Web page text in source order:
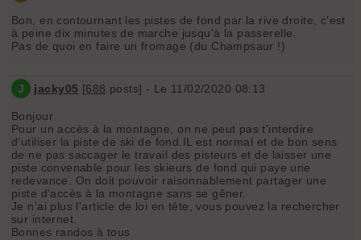
Bon, en contournant les pistes de fond par la rive droite, c'est
à peine dix minutes de marche jusqu'à la passerelle.
Pas de quoi en faire un fromage (du Champsaur !)
J jacky05 [688 posts] - Le 11/02/2020 08:13
Bonjour
Pour un accès à la montagne, on ne peut pas t'interdire
d'utiliser la piste de ski de fond.IL est normal et de bon sens
de ne pas saccager le travail des pisteurs et de laisser une
piste convenable pour les skieurs de fond qui paye une
redevance. On doit pouvoir raisonnablement partager une
piste d'accès à la montagne sans se gêner.
Je n'ai plus l'article de loi en tête, vous pouvez la rechercher
sur internet.
Bonnes randos à tous